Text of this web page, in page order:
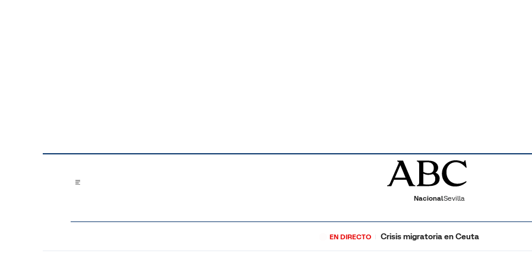
NacionalSevilla
EN DIRECTO Crisis migratoria en Ceuta